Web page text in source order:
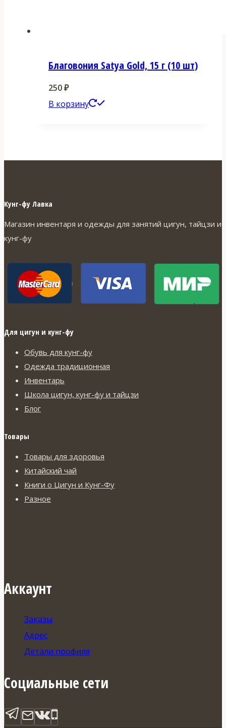
Благовония Satya Gold, 15 г (10 шт)
250₽
В корзину
Кунг-фу Лавка
Магазин инвентаря и одежды для занятий цигун, тайцзи и
кунг-фу
Для цигун и кунг-фу
Обувь для кунг-фу
Одежда традиционная
Инвентарь
Школа цигун, кунг-фу и тайцзи
Блог
Товары
Товары для здоровья
Китайский чай
Книги о Цигун и Кунг-Фу
Разное
Аккаунт
Заказы
Адрес
Детали профиля
Социальные сети